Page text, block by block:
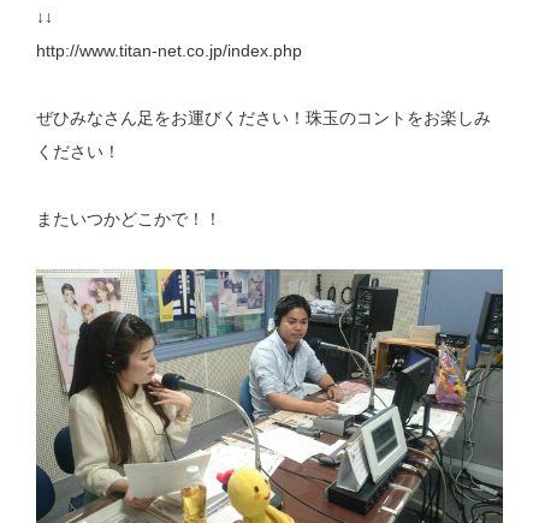
↓↓
http://www.titan-net.co.jp/index.php
ぜひみなさん足をお運びください！珠玉のコントをお楽しみ
ください！
またいつかどこかで！！